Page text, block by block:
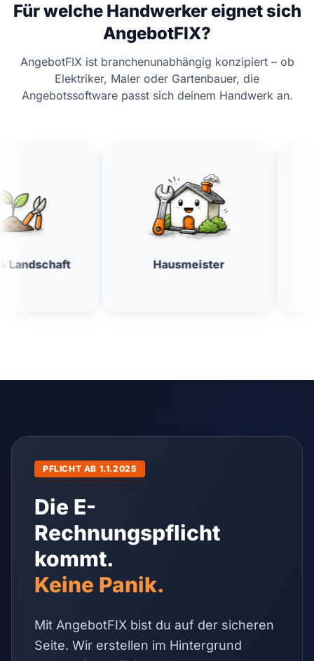
Für welche Handwerker eignet sich
AngebotFIX?
AngebotFIX ist branchenunabhängig konzipiert – ob
Elektriker, Maler oder Gartenbauer, die
Angebotssoftware passt sich deinem Handwerk an.
Hausmeister
PFLICHT AB 1.1.2025
Die E-
Rechnungspflicht
kommt.
Keine Panik.
Mit AngebotFIX bist du auf der sicheren
Seite. Wir erstellen im Hintergrund